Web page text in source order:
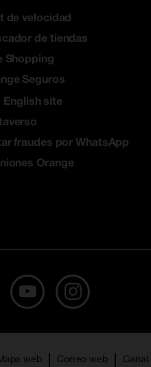
de velocidad
de tiendas
Shopping
Seguros
English site
fraudes por WhatsApp
Orange
web Correo web Canal